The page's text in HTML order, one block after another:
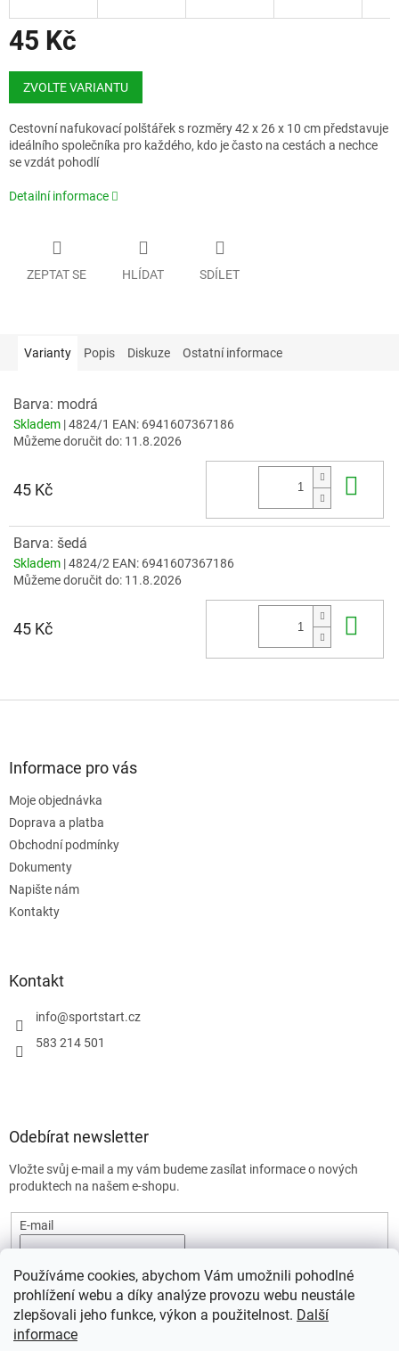
Používáme cookies, abychom Vám umožnili pohodlné
prohlížení webu a díky analýze provozu webu neustále
zlepšovali jeho funkce, výkon a použitelnost. Další
informace
45 Kč
Měrná
cena:
ZVOLTE VARIANTU
Cestovní nafukovací polštářek s rozměry 42 x 26 x 10 cm představuje
ideálního společníka pro každého, kdo je často na cestách a nechce
se vzdát pohodlí
Detailní informace
ZEPTAT SE HLÍDAT SDÍLET
Varianty Popis Diskuze Ostatní informace
Barva: modrá
Skladem | 4824/1 EAN: 6941607367186
Můžeme doručit do: 11.8.2026
45 Kč
Barva: šedá
Skladem | 4824/2 EAN: 6941607367186
Můžeme doručit do: 11.8.2026
45 Kč
Informace pro vás
Moje objednávka
Doprava a platba
Obchodní podmínky
Dokumenty
Napište nám
Kontakty
Kontakt
info@sportstart.cz
583 214 501
Odebírat newsletter
Vložte svůj e-mail a my vám budeme zasílat informace o nových
produktech na našem e-shopu.
E-mail
údajů.
PŘIHLÁSIT SE